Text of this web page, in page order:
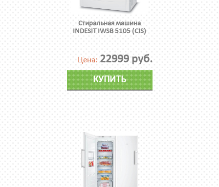
Стиральная машина
INDESIT IWSB 5105 (CIS)
Цена: 22999 руб.
КУПИТЬ